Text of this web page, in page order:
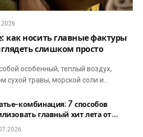
как носить главные фактуры
слишком просто
особенный, теплый воздух,
сухой травы, морской соли и…
комбинация: 7 способов
главный хит лета от
до романтического ужина